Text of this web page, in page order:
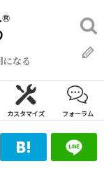
なる
検
索:
カスタマイズ フォーラム